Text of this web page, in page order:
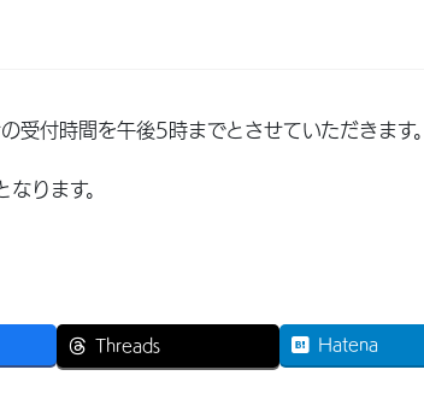
付時間を午後5時までとさせていただきます。
ります。
Threads Hatena